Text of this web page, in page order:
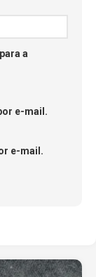
a
e-mail.
e-mail.